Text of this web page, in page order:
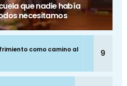
que nadie había
necesitamos
como camino al
9